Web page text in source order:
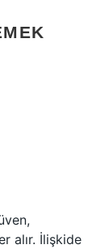
alır. İlişkide